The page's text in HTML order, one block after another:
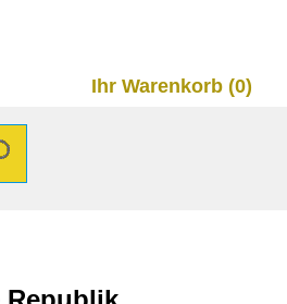
Ihr Warenkorb (0)